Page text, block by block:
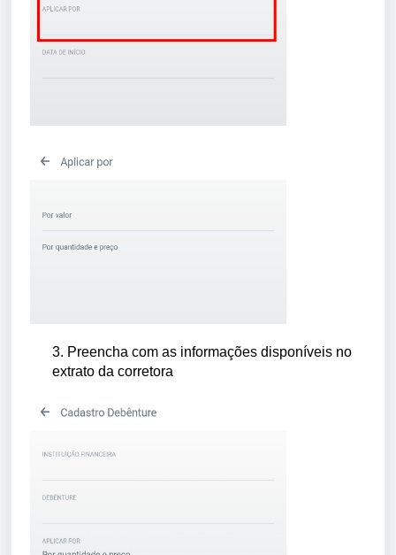
3. Preencha com as informações disponíveis no
extrato da corretora